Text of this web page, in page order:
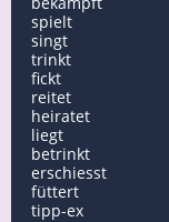
spielt
singt
trinkt
fickt
reitet
heiratet
liegt
betrinkt
erschiesst
füttert
tipp-ex